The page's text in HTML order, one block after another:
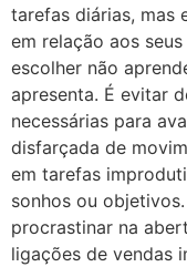
tarefas diárias, mas
em relação aos
escolher não
apresenta. É evitar
necessárias para
disfarçada de
em tarefas
sonhos ou
procrastinar na
ligações de vendas